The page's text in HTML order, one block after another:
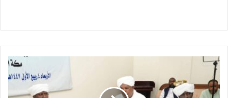
الحج
والعمرة
:
تشهد